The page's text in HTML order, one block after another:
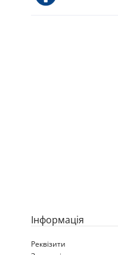
Iнформація
Реквізити